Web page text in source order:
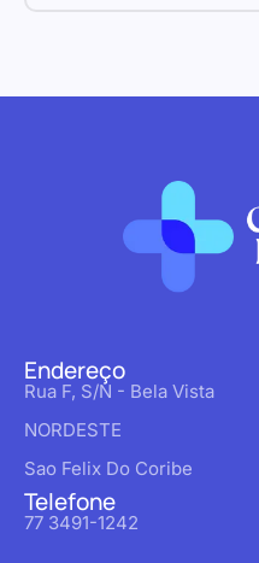
Endereço
Rua F, S/N - Bela Vista
NORDESTE
Sao Felix Do Coribe
Telefone
77 3491-1242